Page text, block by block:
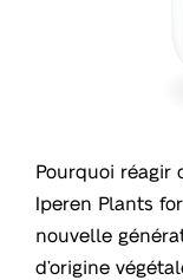
Pourquoi réagir
Iperen Plants
nouvelle
d’origine